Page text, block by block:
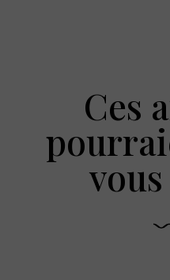
Ces